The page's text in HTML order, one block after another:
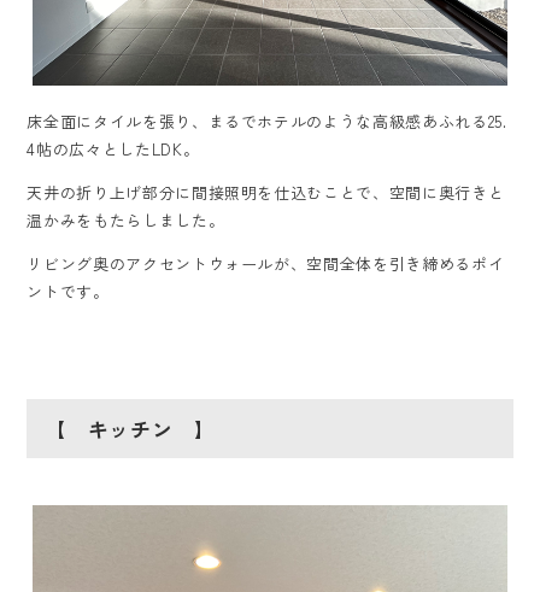
床全面にタイルを張り、まるでホテルのような高級感あふれる25.
4帖の広々としたLDK。
天井の折り上げ部分に間接照明を仕込むことで、空間に奥行きと
温かみをもたらしました。
リビング奥のアクセントウォールが、空間全体を引き締めるポイ
ントです。
【 キッチン 】